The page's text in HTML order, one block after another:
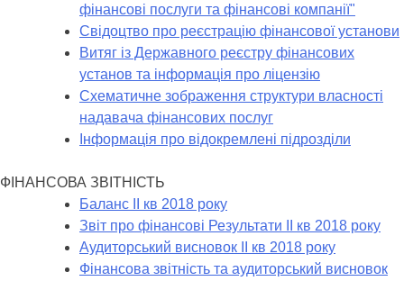
фінансові послуги та фінансові компанії"
Свідоцтво про реєстрацію фінансової установи
Витяг із Державного реєстру фінансових
установ та інформація про ліцензію
Схематичне зображення структури власності
надавача фінансових послуг
Інформація про відокремлені підрозділи
ФІНАНСОВА ЗВІТНІСТЬ
Баланс ІІ кв 2018 року
Звіт про фінансові Результати ІІ кв 2018 року
Аудиторський висновок II кв 2018 року
Фінансова звітність та аудиторський висновок